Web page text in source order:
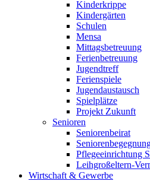
Kinderkrippe
Kindergärten
Schulen
Mensa
Mittagsbetreuung
Ferienbetreuung
Jugendtreff
Ferienspiele
Jugendaustausch
Spielplätze
Projekt Zukunft
Senioren
Seniorenbeirat
Pflegeeinrichtung
Leihgroßeltern-
Wirtschaft & Gewerbe